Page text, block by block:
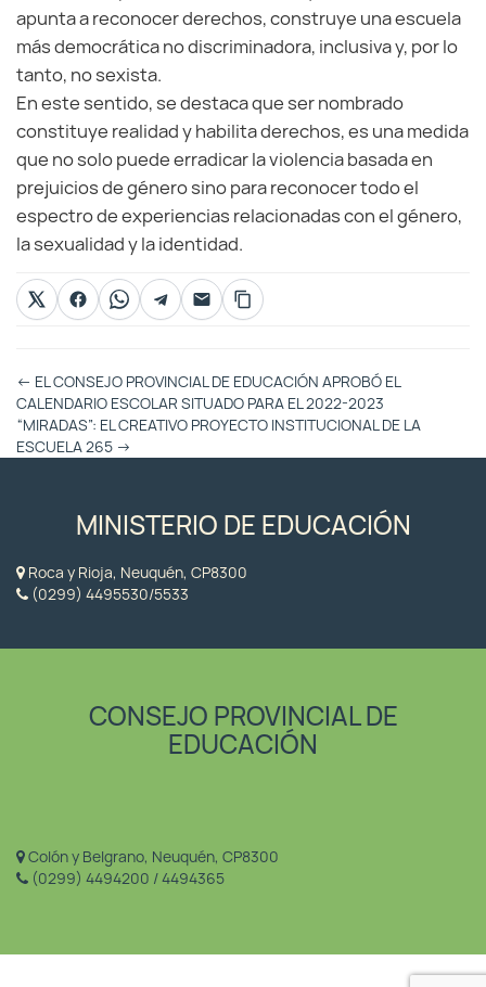
apunta a reconocer derechos, construye una escuela
más democrática no discriminadora, inclusiva y, por lo
tanto, no sexista.
En este sentido, se destaca que ser nombrado
constituye realidad y habilita derechos, es una medida
que no solo puede erradicar la violencia basada en
prejuicios de género sino para reconocer todo el
espectro de experiencias relacionadas con el género,
la sexualidad y la identidad.
Otras
Entradas
← EL CONSEJO PROVINCIAL DE EDUCACIÓN APROBÓ EL
CALENDARIO ESCOLAR SITUADO PARA EL 2022-2023
“MIRADAS”: EL CREATIVO PROYECTO INSTITUCIONAL DE LA
ESCUELA 265 →
MINISTERIO DE EDUCACIÓN
Roca y Rioja, Neuquén, CP8300
(0299) 4495530/5533
CONSEJO PROVINCIAL DE
EDUCACIÓN
Colón y Belgrano, Neuquén, CP8300
(0299) 4494200 / 4494365